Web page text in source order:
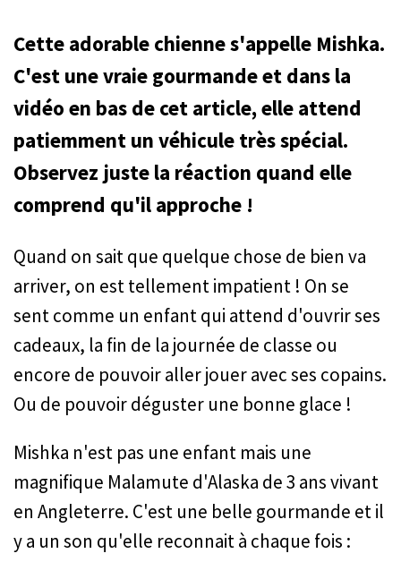
Cette adorable chienne s'appelle Mishka.
C'est une vraie gourmande et dans la
vidéo en bas de cet article, elle attend
patiemment un véhicule très spécial.
Observez juste la réaction quand elle
comprend qu'il approche !
Quand on sait que quelque chose de bien va
arriver, on est tellement impatient ! On se
sent comme un enfant qui attend d'ouvrir ses
cadeaux, la fin de la journée de classe ou
encore de pouvoir aller jouer avec ses copains.
Ou de pouvoir déguster une bonne glace !
Mishka n'est pas une enfant mais une
magnifique Malamute d'Alaska de 3 ans vivant
en Angleterre. C'est une belle gourmande et il
y a un son qu'elle reconnait à chaque fois :